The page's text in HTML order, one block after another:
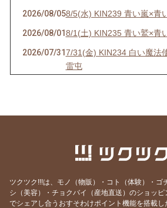
2026/08/058/5(水) KIN239 青い嵐×
2026/08/018/1(土) KIN235 青い鷲×青
2026/07/317/31(金) KIN234 白い魔法
雷屯
2026/07/297/29(水) KIN232 黄色い人
7/27(月) KIN230 白い犬×
2026/07/26 7/26(日) KIN229 赤い月×白
2026/07/257/25(土) KIN228 黄色い星
ツクツク!!!は、モノ（物販）・コト（体験）・ゴ
シ（美容）・チョクバイ（産地直送）のショッピ
でシェアし合うおすそわけポイント機能を搭載